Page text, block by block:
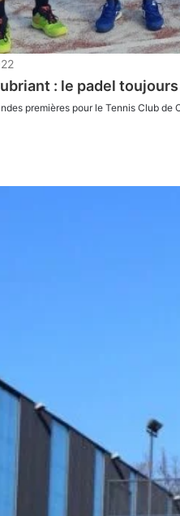
: le padel
premières pour le Tennis Club